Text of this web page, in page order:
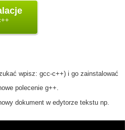
wpisz: gcc-c++) i go zainstalować
polecenie g++.
dokument w edytorze tekstu np.